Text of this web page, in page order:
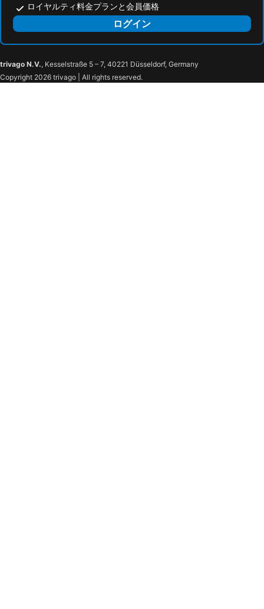
ロイヤルティ料金プランと会員価格
ログイン
trivago N.V., Kesselstraße 5 – 7, 40221 Düsseldorf, Germany
Copyright 2026 trivago | All rights reserved.